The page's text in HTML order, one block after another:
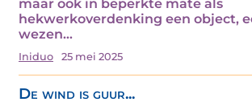
maar ook in beperkte mate als
hekwerkoverdenking een object,
wezen…
Iniduo 25 mei 2025
De wind is guur...